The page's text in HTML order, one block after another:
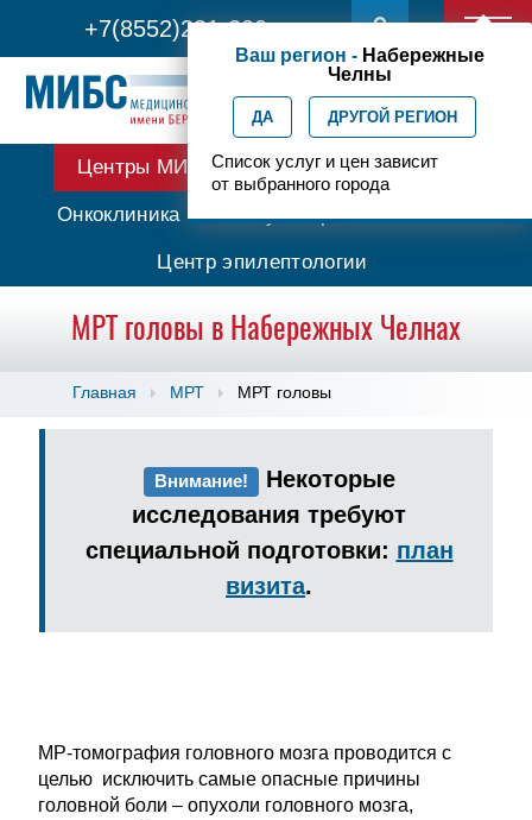
+7(8552)231-200
Ваш регион - Набережные
Челны
ДА ДРУГОЙ РЕГИОН
Список услуг и цен зависит
от выбранного города
Центры МИБС Протонная терапия
Онкоклиника Амбулаторная онкология
Центр эпилептологии
МРТ головы в Набережных Челнах
Главная МРТ МРТ головы
Внимание! Некоторые
исследования требуют
специальной подготовки: план
визита.
МР-томография головного мозга проводится с
целью исключить самые опасные причины
головной боли – опухоли головного мозга,